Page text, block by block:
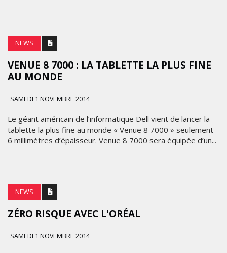
NEWS
VENUE 8 7000 : LA TABLETTE LA PLUS FINE
AU MONDE
SAMEDI 1 NOVEMBRE 2014
Le géant américain de l’informatique Dell vient de lancer la
tablette la plus fine au monde « Venue 8 7000 » seulement
6 millimètres d’épaisseur. Venue 8 7000 sera équipée d’un...
NEWS
ZÉRO RISQUE AVEC L'ORÉAL
SAMEDI 1 NOVEMBRE 2014